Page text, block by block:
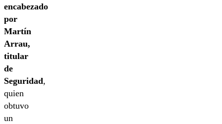
encabezado
por
Martín
Arrau,
titular
de
Seguridad,
quien
obtuvo
un